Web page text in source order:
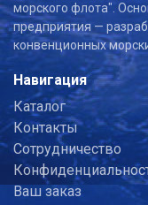
морского флота".
предприятия —
конвенционных
Навигация
Каталог
Контакты
Сотрудничество
Ваш заказ